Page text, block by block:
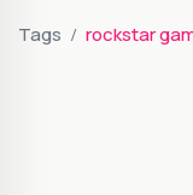
Tags rockstar